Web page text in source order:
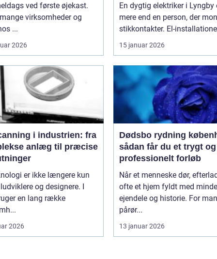
ved første øjekast.
virksomheder og
...
2026
En dygtig elektriker i Lyngby
mere end en person, der
stikkontakter. El-
15 januar 2026
i industrien: fra
anlæg til præcise
er ikke længere kun
og designere. I
en lang række
2026
Dødsbo rydning
sådan får du et trygt og
professionelt forløb
Når et menneske dør,
ofte et hjem fyldt med
ejendele og historie. For
pårør...
13 januar 2026